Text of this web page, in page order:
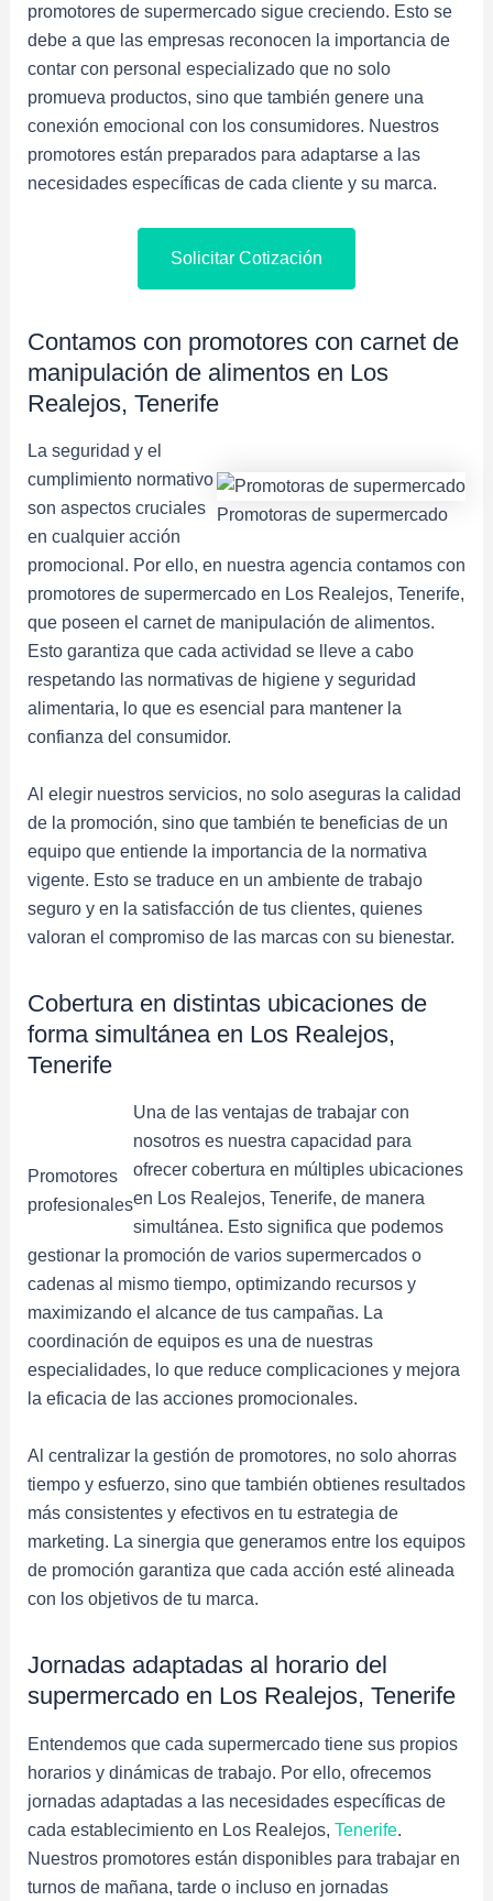
promotores de supermercado sigue creciendo. Esto se
debe a que las empresas reconocen la importancia de
contar con personal especializado que no solo
promueva productos, sino que también genere una
conexión emocional con los consumidores. Nuestros
promotores están preparados para adaptarse a las
necesidades específicas de cada cliente y su marca.
Solicitar Cotización
Contamos con promotores con carnet de
manipulación de alimentos en Los
Realejos, Tenerife
Promotoras de supermercado
La seguridad y el
cumplimiento normativo
son aspectos cruciales
en cualquier acción
promocional. Por ello, en nuestra agencia contamos con
promotores de supermercado en Los Realejos, Tenerife,
que poseen el carnet de manipulación de alimentos.
Esto garantiza que cada actividad se lleve a cabo
respetando las normativas de higiene y seguridad
alimentaria, lo que es esencial para mantener la
confianza del consumidor.
Al elegir nuestros servicios, no solo aseguras la calidad
de la promoción, sino que también te beneficias de un
equipo que entiende la importancia de la normativa
vigente. Esto se traduce en un ambiente de trabajo
seguro y en la satisfacción de tus clientes, quienes
valoran el compromiso de las marcas con su bienestar.
Cobertura en distintas ubicaciones de
forma simultánea en Los Realejos,
Tenerife
Promotores
profesionales
Una de las ventajas de trabajar con
nosotros es nuestra capacidad para
ofrecer cobertura en múltiples ubicaciones
en Los Realejos, Tenerife, de manera
simultánea. Esto significa que podemos
gestionar la promoción de varios supermercados o
cadenas al mismo tiempo, optimizando recursos y
maximizando el alcance de tus campañas. La
coordinación de equipos es una de nuestras
especialidades, lo que reduce complicaciones y mejora
la eficacia de las acciones promocionales.
Al centralizar la gestión de promotores, no solo ahorras
tiempo y esfuerzo, sino que también obtienes resultados
más consistentes y efectivos en tu estrategia de
marketing. La sinergia que generamos entre los equipos
de promoción garantiza que cada acción esté alineada
con los objetivos de tu marca.
Jornadas adaptadas al horario del
supermercado en Los Realejos, Tenerife
Entendemos que cada supermercado tiene sus propios
horarios y dinámicas de trabajo. Por ello, ofrecemos
jornadas adaptadas a las necesidades específicas de
cada establecimiento en Los Realejos, Tenerife.
Nuestros promotores están disponibles para trabajar en
turnos de mañana, tarde o incluso en jornadas